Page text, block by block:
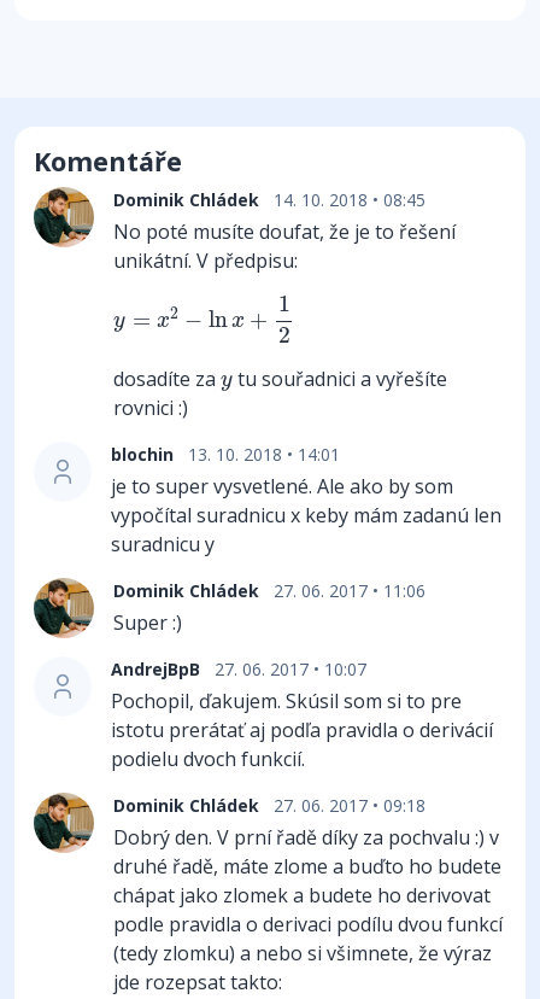
Komentáře
Dominik Chládek 14. 10. 2018 • 08:45
No poté musíte doufat, že je to řešení
unikátní. V předpisu:
y = x2 − lnx +
1
2
dosadíte za y
ytu souřadnici a vyřešíte
rovnici :)
blochin 13. 10. 2018 • 14:01
je to super vysvetlené. Ale ako by som
vypočítal suradnicu x keby mám zadanú len
suradnicu y
Dominik Chládek 27. 06. 2017 • 11:06
Super :)
AndrejBpB 27. 06. 2017 • 10:07
Pochopil, ďakujem. Skúsil som si to pre
istotu prerátať aj podľa pravidla o derivácií
podielu dvoch funkcií.
Dominik Chládek 27. 06. 2017 • 09:18
Dobrý den. V prní řadě díky za pochvalu :) v
druhé řadě, máte zlome a buďto ho budete
chápat jako zlomek a budete ho derivovat
podle pravidla o derivaci podílu dvou funkcí
(tedy zlomku) a nebo si všimnete, že výraz
jde rozepsat takto: